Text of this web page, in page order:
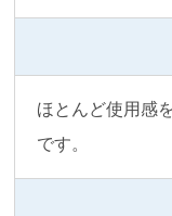
ほとんど使用感
です。